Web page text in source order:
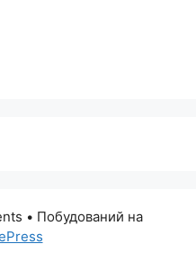
• Побудований на